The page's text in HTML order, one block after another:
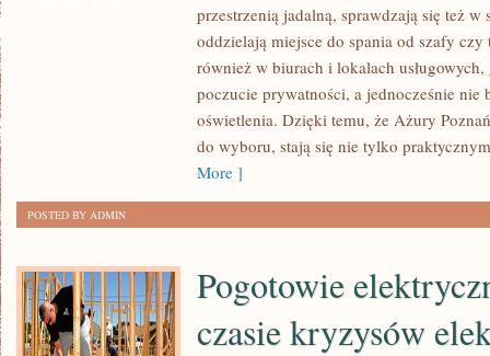
POPULARNOŚCIĄ
przestrzenią jadalną, sprawdzają się też
oddzielają miejsce do spania od szafy
również w biurach i lokalach
poczucie prywatności, a jednocześnie nie
oświetlenia. Dzięki temu, że Ażury
do wyboru, stają się nie tylko
More ]
POSTED BY ADMIN
Pogotowie
czasie kryzysów